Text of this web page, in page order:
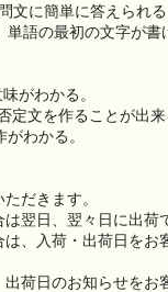
文に簡単に答えられる
語の最初の文字が書
がわかる。
定文を作ることが出来
わかる。
だきます。
翌日、翌々日に出荷
は、入荷・出荷日をお
出荷日のお知らせをお